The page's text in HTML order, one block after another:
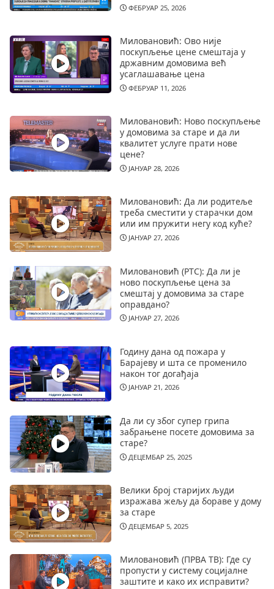
ФЕБРУАР 25, 2026
Миловановић: Ово није
поскупљење цене смештаја у
државним домовима већ
усаглашавање цена
ФЕБРУАР 11, 2026
Миловановић: Ново поскупљење
у домовима за старе и да ли
квалитет услуге прати нове
цене?
ЈАНУАР 28, 2026
Миловановић: Да ли родитеље
треба сместити у старачки дом
или им пружити негу код куће?
ЈАНУАР 27, 2026
Миловановић (РТС): Да ли је
ново поскупљење цена за
смештај у домовима за старе
оправдано?
ЈАНУАР 27, 2026
Годину дана од пожара у
Барајеву и шта се променило
након тог догађаја
ЈАНУАР 21, 2026
Да ли су због супер грипа
забрањене посете домовима за
старе?
ДЕЦЕМБАР 25, 2025
Велики број старијих људи
изражава жељу да бораве у дому
за старе
ДЕЦЕМБАР 5, 2025
Миловановић (ПРВА ТВ): Где су
пропусти у систему социјалне
заштите и како их исправити?